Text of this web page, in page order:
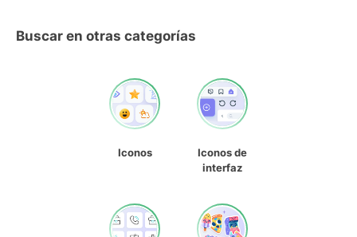
Buscar en otras categorías
Iconos
Iconos de
interfaz